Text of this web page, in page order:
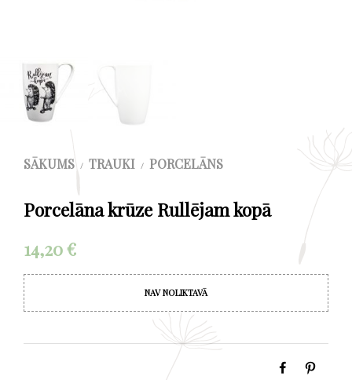
SĀKUMS / TRAUKI / PORCELĀNS
Porcelāna krūze Rullējam kopā
14,20€
NAV NOLIKTAVĀ